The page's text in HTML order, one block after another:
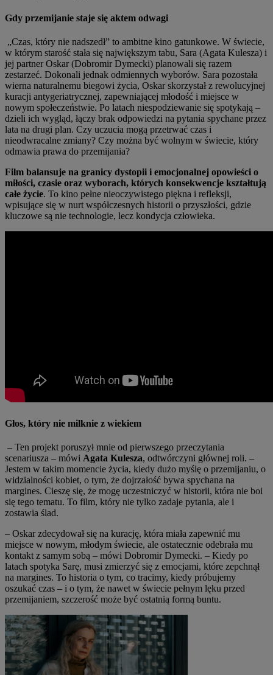
Gdy przemijanie staje się aktem odwagi
„Czas, który nie nadszedł” to ambitne kino gatunkowe. W świecie,
w którym starość stała się największym tabu, Sara (Agata Kulesza) i
jej partner Oskar (Dobromir Dymecki) planowali się razem
zestarzeć. Dokonali jednak odmiennych wyborów. Sara pozostała
wierna naturalnemu biegowi życia, Oskar skorzystał z rewolucyjnej
kuracji antygeriatrycznej, zapewniającej młodość i miejsce w
nowym społeczeństwie. Po latach niespodziewanie się spotykają –
dzieli ich wygląd, łączy brak odpowiedzi na pytania spychane przez
lata na drugi plan. Czy uczucia mogą przetrwać czas i
nieodwracalne zmiany? Czy można być wolnym w świecie, który
odmawia prawa do przemijania?
Film balansuje na granicy dystopii i emocjonalnej opowieści o
miłości, czasie oraz wyborach, których konsekwencje kształtują
całe życie. To kino pełne nieoczywistego piękna i refleksji,
wpisujące się w nurt współczesnych historii o przyszłości, gdzie
kluczowe są nie technologie, lecz kondycja człowieka.
Głos, który nie milknie z wiekiem
– Ten projekt poruszył mnie od pierwszego przeczytania
scenariusza – mówi Agata Kulesza, odtwórczyni głównej roli. –
Jestem w takim momencie życia, kiedy dużo myślę o przemijaniu, o
widzialności kobiet, o tym, że dojrzałość bywa spychana na
margines. Cieszę się, że mogę uczestniczyć w historii, która nie boi
się tego tematu. To film, który nie tylko zadaje pytania, ale i
zostawia ślad.
– Oskar zdecydował się na kurację, która miała zapewnić mu
miejsce w nowym, młodym świecie, ale ostatecznie odebrała mu
kontakt z samym sobą – mówi Dobromir Dymecki. – Kiedy po
latach spotyka Sarę, musi zmierzyć się z emocjami, które zepchnął
na margines. To historia o tym, co tracimy, kiedy próbujemy
oszukać czas – i o tym, że nawet w świecie pełnym lęku przed
przemijaniem, szczerość może być ostatnią formą buntu.